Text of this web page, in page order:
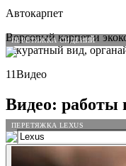
ПЕРЕТЯЖКА СИДЕНИЙ
ПЕРЕТЯЖКА LEXUS
Автокарпет
Ворсовый карпет и
аккуратный вид,
11Видео
Видео: работы